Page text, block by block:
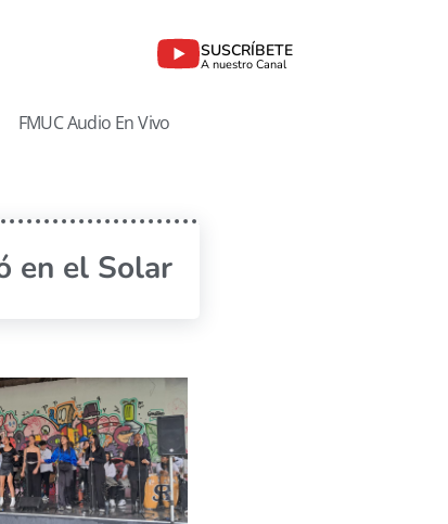
SUSCRÍBETE
A nuestro Canal
FMUC Audio En Vivo
en el Solar